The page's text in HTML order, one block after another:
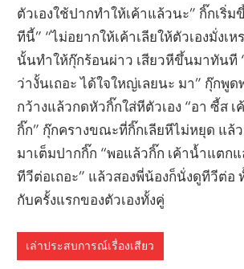
ตัวเองใช้ปากทำให้เค้าแล้วนะ” กิ๊กเริ่ม
ทีนี้” “ไม่อยากให้เค้าเลียให้ตัวเองมั่งเห
นั้นทำให้กุ๊กร้อนผ่าว เสียวหีขึ้นมาทันที
ว่างั้นเถอะ ได้ใจใหญ่เลยนะ มา” กุ๊กพู
กว้างแล้วกดหัวกิ๊กใส่หีตัวเอง “อา ซี้ส เ
กิ๊ก” กุ๊กครางขณะที่กิ๊กเลียหีไม่หยุด แล้
มาเต็มปากกิ๊ก “พอแล้วกิ๊ก เค้าน้ำแตกแ
ทีวีต่อเถอะ” แล้วสองพี่น้องก็นั่งดูทีวีต่อ
กับครั้งแรกของตัวเองทั้งคู่
เล่าประสบการณ์เรื่องเสียว